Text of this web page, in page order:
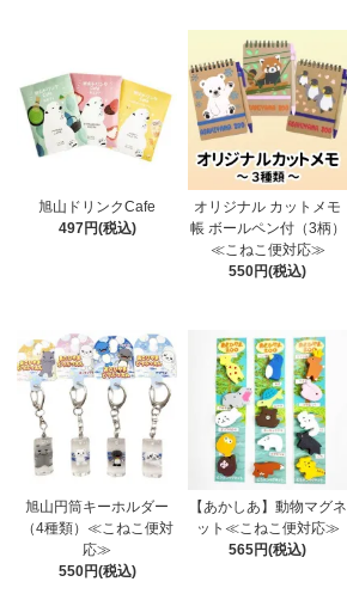
旭山ドリンクCafe
497円(税込)
オリジナル カットメモ
帳 ボールペン付（3柄）
≪こねこ便対応≫
550円(税込)
旭山円筒キーホルダー
（4種類）≪こねこ便対
応≫
550円(税込)
【あかしあ】動物マグネ
ット≪こねこ便対応≫
565円(税込)